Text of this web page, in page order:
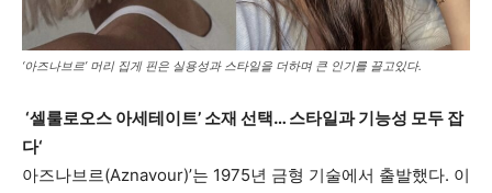
‘아즈나브르’ 머리 집게 핀은 실용성과 스타일을 더하며 큰 인기를 끌고있다.
‘셀룰로오스 아세테이트’ 소재 선택… 스타일과 기능성 모두 잡
다‘
아즈나브르(Aznavour)’는 1975년 금형 기술에서 출발했다. 이